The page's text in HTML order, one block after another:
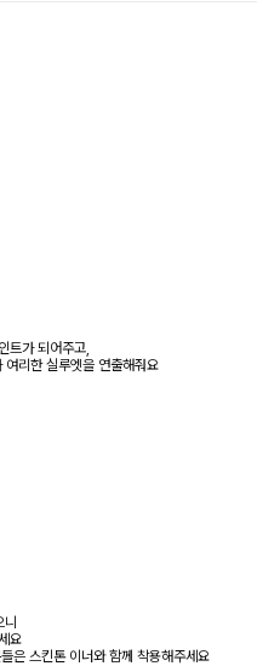
트가 되어주고,
리한 실루엣을 연출해줘요
요
은 스킨톤 이너와 함께 착용해주세요